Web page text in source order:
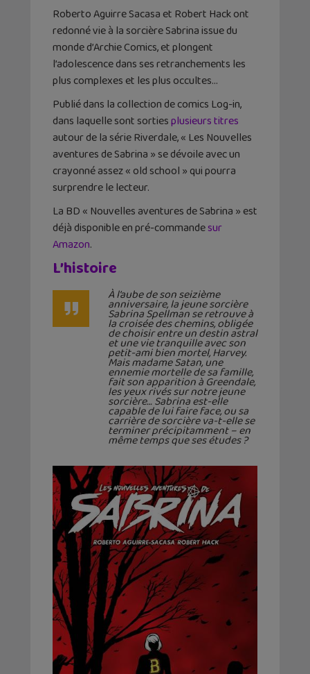
Roberto Aguirre Sacasa et Robert Hack ont
redonné vie à la sorcière Sabrina issue du
monde d’Archie Comics, et plongent
l’adolescence dans ses retranchements les
plus complexes et les plus occultes…
Publié dans la collection de comics Log-in,
dans laquelle sont sortiesplusieurs titres
autour de la série Riverdale, « Les Nouvelles
aventures de Sabrina » se dévoile avec un
crayonné assez « old school » qui pourra
surprendre le lecteur.
La BD « Nouvelles aventures de Sabrina » est
déjà disponible en pré-commandesur
Amazon.
L’histoire
À l’aube de son seizième
anniversaire, la jeune sorcière
Sabrina Spellman se retrouve à
la croisée des chemins, obligée
de choisir entre un destin astral
et une vie tranquille avec son
petit-ami bien mortel, Harvey.
Mais madame Satan, une
ennemie mortelle de sa famille,
fait son apparition à Greendale,
les yeux rivés sur notre jeune
sorcière… Sabrina est-elle
capable de lui faire face, ou sa
carrière de sorcière va-t-elle se
terminer précipitamment – en
même temps que ses études ?